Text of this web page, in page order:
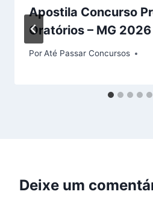
Apostila Concurso
Oratórios – MG 2026
PorAté Passar Concursos
Deixe um